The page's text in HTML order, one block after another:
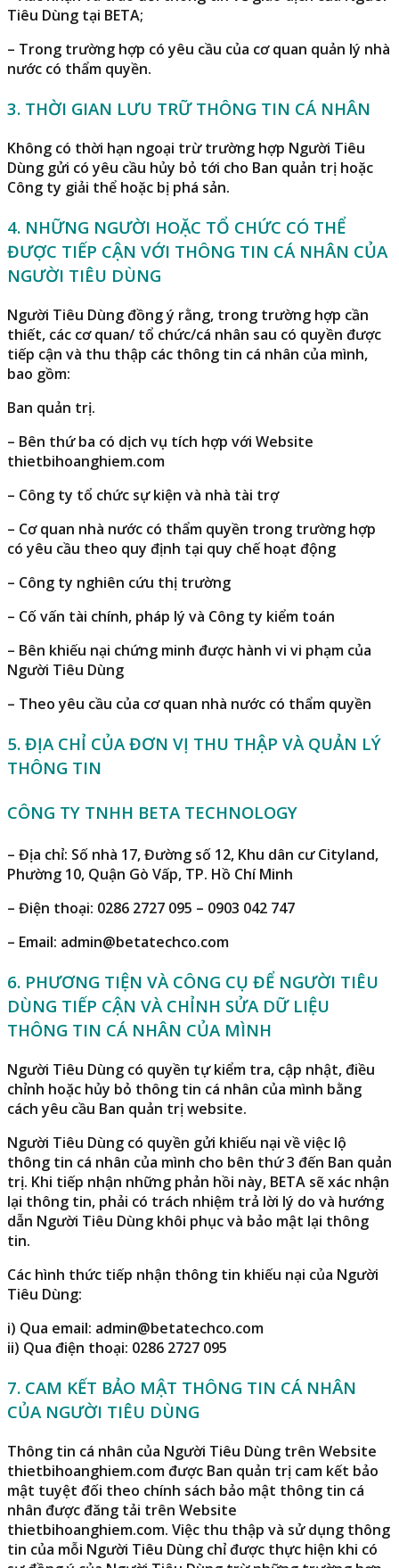
Tiêu Dùng tại BETA;
– Trong trường hợp có yêu cầu của cơ quan quản lý nhà
nước có thẩm quyền.
3. THỜI GIAN LƯU TRỮ THÔNG TIN CÁ NHÂN
Không có thời hạn ngoại trừ trường hợp Người Tiêu
Dùng gửi có yêu cầu hủy bỏ tới cho Ban quản trị hoặc
Công ty giải thể hoặc bị phá sản.
4. NHỮNG NGƯỜI HOẶC TỔ CHỨC CÓ THỂ
ĐƯỢC TIẾP CẬN VỚI THÔNG TIN CÁ NHÂN CỦA
NGƯỜI TIÊU DÙNG
Người Tiêu Dùng đồng ý rằng, trong trường hợp cần
thiết, các cơ quan/ tổ chức/cá nhân sau có quyền được
tiếp cận và thu thập các thông tin cá nhân của mình,
bao gồm:
Ban quản trị.
– Bên thứ ba có dịch vụ tích hợp với Website
thietbihoanghiem.com
– Công ty tổ chức sự kiện và nhà tài trợ
– Cơ quan nhà nước có thẩm quyền trong trường hợp
có yêu cầu theo quy định tại quy chế hoạt động
– Công ty nghiên cứu thị trường
– Cố vấn tài chính, pháp lý và Công ty kiểm toán
– Bên khiếu nại chứng minh được hành vi vi phạm của
Người Tiêu Dùng
– Theo yêu cầu của cơ quan nhà nước có thẩm quyền
5. ĐỊA CHỈ CỦA ĐƠN VỊ THU THẬP VÀ QUẢN LÝ
THÔNG TIN
CÔNG TY TNHH BETA TECHNOLOGY
– Địa chỉ: Số nhà 17, Đường số 12, Khu dân cư Cityland,
Phường 10, Quận Gò Vấp, TP. Hồ Chí Minh
– Điện thoại: 0286 2727 095 – 0903 042 747
– Email: admin@betatechco.com
6. PHƯƠNG TIỆN VÀ CÔNG CỤ ĐỂ NGƯỜI TIÊU
DÙNG TIẾP CẬN VÀ CHỈNH SỬA DỮ LIỆU
THÔNG TIN CÁ NHÂN CỦA MÌNH
Người Tiêu Dùng có quyền tự kiểm tra, cập nhật, điều
chỉnh hoặc hủy bỏ thông tin cá nhân của mình bằng
cách yêu cầu Ban quản trị website.
Người Tiêu Dùng có quyền gửi khiếu nại về việc lộ
thông tin cá nhân của mình cho bên thứ 3 đến Ban quản
trị. Khi tiếp nhận những phản hồi này, BETA sẽ xác nhận
lại thông tin, phải có trách nhiệm trả lời lý do và hướng
dẫn Người Tiêu Dùng khôi phục và bảo mật lại thông
tin.
Các hình thức tiếp nhận thông tin khiếu nại của Người
Tiêu Dùng:
i) Qua email: admin@betatechco.com
ii) Qua điện thoại: 0286 2727 095
7. CAM KẾT BẢO MẬT THÔNG TIN CÁ NHÂN
CỦA NGƯỜI TIÊU DÙNG
Thông tin cá nhân của Người Tiêu Dùng trên Website
thietbihoanghiem.comđược Ban quản trị cam kết bảo
mật tuyệt đối theo chính sách bảo mật thông tin cá
nhân được đăng tải trên Website
thietbihoanghiem.com. Việc thu thập và sử dụng thông
tin của mỗi Người Tiêu Dùng chỉ được thực hiện khi có